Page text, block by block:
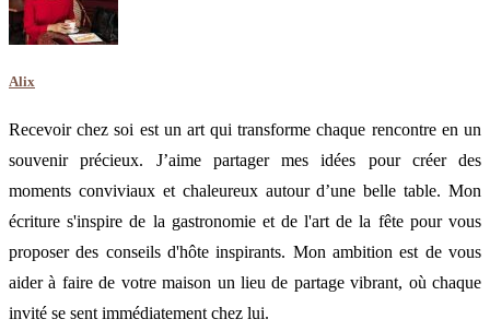
Alix
Recevoir chez soi est un art qui transforme chaque rencontre en un
souvenir précieux. J’aime partager mes idées pour créer des
moments conviviaux et chaleureux autour d’une belle table. Mon
écriture s'inspire de la gastronomie et de l'art de la fête pour vous
proposer des conseils d'hôte inspirants. Mon ambition est de vous
aider à faire de votre maison un lieu de partage vibrant, où chaque
invité se sent immédiatement chez lui.